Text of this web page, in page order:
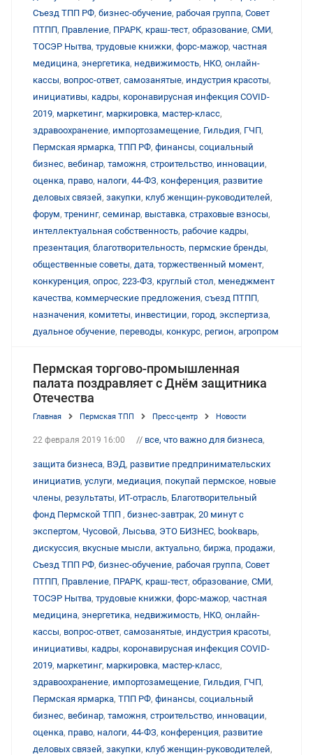
Съезд ТПП РФ, бизнес-обучение, рабочая группа, Совет
ПТПП, Правление, ПРАРК, краш-тест, образование, СМИ,
ТОСЭР Нытва, трудовые книжки, форс-мажор, частная
медицина, энергетика, недвижимость, НКО, онлайн-
кассы, вопрос-ответ, самозанятые, индустрия красоты,
инициативы, кадры, коронавирусная инфекция COVID-
2019, маркетинг, маркировка, мастер-класс,
здравоохранение, импортозамещение, Гильдия, ГЧП,
Пермская ярмарка, ТПП РФ, финансы, социальный
бизнес, вебинар, таможня, строительство, инновации,
оценка, право, налоги, 44-ФЗ, конференция, развитие
деловых связей, закупки, клуб женщин-руководителей,
форум, тренинг, семинар, выставка, страховые взносы,
интеллектуальная собственность, рабочие кадры,
презентация, благотворительность, пермские бренды,
общественные советы, дата, торжественный момент,
конкуренция, опрос, 223-ФЗ, круглый стол, менеджмент
качества, коммерческие предложения, съезд ПТПП,
назначения, комитеты, инвестиции, город, экспертиза,
дуальное обучение, переводы, конкурс, регион, агропром
Пермская торгово-промышленная
палата поздравляет с Днём защитника
Отечества
Главная Пермская ТПП Пресс-центр Новости
22 февраля 2019 16:00 // все, что важно для бизнеса,
защита бизнеса, ВЭД, развитие предпринимательских
инициатив, услуги, медиация, покупай пермское, новые
члены, результаты, ИТ-отрасль, Благотворительный
фонд Пермской ТПП , бизнес-завтрак, 20 минут с
экспертом, Чусовой, Лысьва, ЭТО БИЗНЕС, bookварь,
дискуссия, вкусные мысли, актуально, биржа, продажи,
Съезд ТПП РФ, бизнес-обучение, рабочая группа, Совет
ПТПП, Правление, ПРАРК, краш-тест, образование, СМИ,
ТОСЭР Нытва, трудовые книжки, форс-мажор, частная
медицина, энергетика, недвижимость, НКО, онлайн-
кассы, вопрос-ответ, самозанятые, индустрия красоты,
инициативы, кадры, коронавирусная инфекция COVID-
2019, маркетинг, маркировка, мастер-класс,
здравоохранение, импортозамещение, Гильдия, ГЧП,
Пермская ярмарка, ТПП РФ, финансы, социальный
бизнес, вебинар, таможня, строительство, инновации,
оценка, право, налоги, 44-ФЗ, конференция, развитие
деловых связей, закупки, клуб женщин-руководителей,